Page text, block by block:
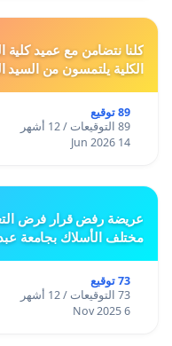
كلنا نتضامن مع عميد كلية
الكلية يلتمسون من السيد
89 توقيع
89 التوقيعات / 12 أشهر
14 Jun 2026
عريضة رفض قرار فرض
مختلف الأسلاك بجامعة
73 توقيع
73 التوقيعات / 12 أشهر
6 Nov 2025